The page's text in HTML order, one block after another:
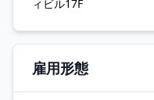
ィビル17F
雇用形態